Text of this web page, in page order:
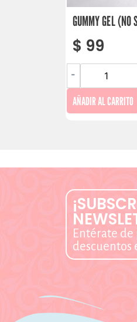
GUMMY GEL (NO
$ 99
-
AÑADIR AL CARRITO
Entérate de
descuentos